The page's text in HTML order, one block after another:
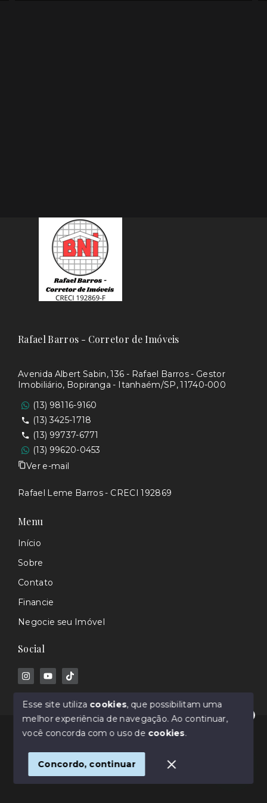
Olá! Estamos disponíveis para te ajudar.
Rafael Barros - Corretor de Imóveis
Avenida Albert Sabin, 136 - Rafael Barros - Gestor
Imobiliário, Bopiranga - Itanhaém/SP, 11740-000
(13) 98116-9160
(13) 3425-1718
(13) 99737-6771
(13) 99620-0453
Ver e-mail
Rafael Leme Barros - CRECI 192869
Menu
Início
Sobre
Contato
Financie
Negocie seu Imóvel
Social
© Copyright 2026 - Rafael Barros - Corretor de
SITE PARA IMOBILIARIA
Esse site utiliza cookies, que possibilitam uma
melhor experiência de navegação.Ao continuar,
você concorda com o uso de cookies.
Concordo, continuar